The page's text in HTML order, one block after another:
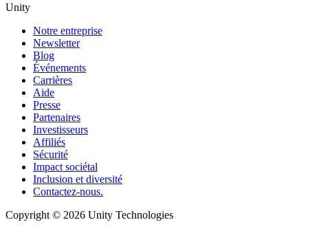
Unity
Notre entreprise
Newsletter
Blog
Événements
Carrières
Aide
Presse
Partenaires
Investisseurs
Affiliés
Sécurité
Impact sociétal
Inclusion et diversité
Contactez-nous.
Copyright © 2026 Unity Technologies